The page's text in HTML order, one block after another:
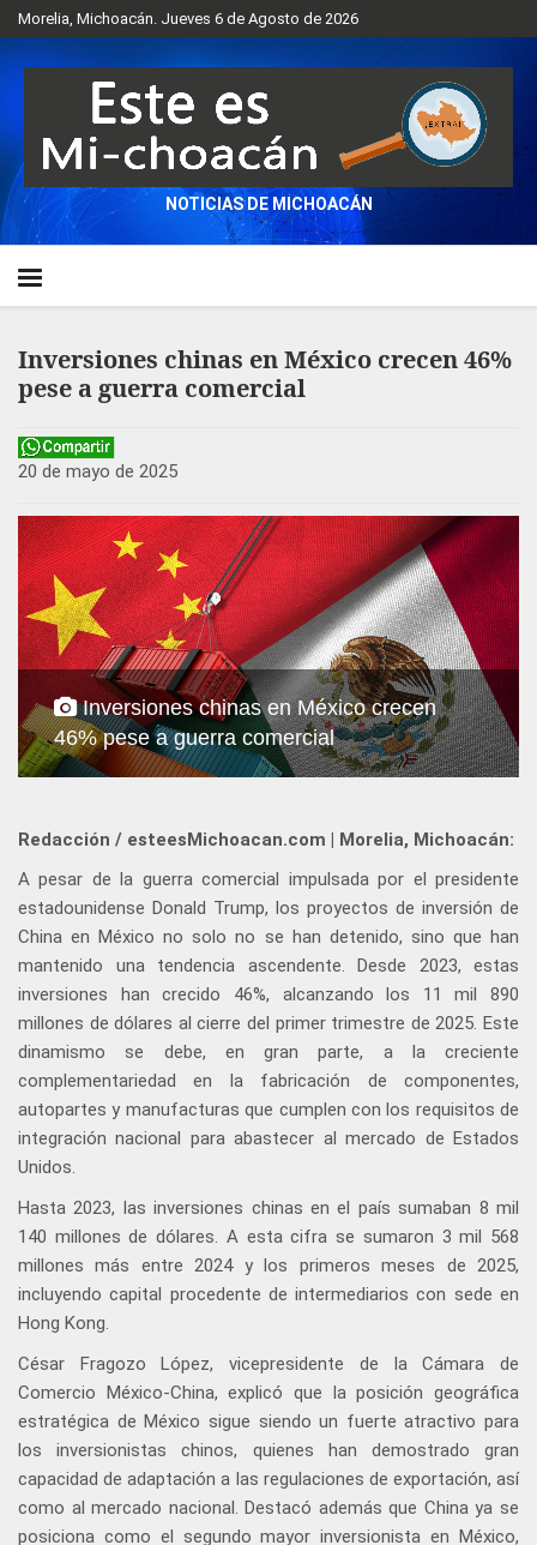
Morelia, Michoacán. Jueves 6 de Agosto de 2026
NOTICIAS DE MICHOACÁN
Inversiones chinas en México crecen 46%
pese a guerra comercial
20 de mayo de 2025
Inversiones chinas en México crecen
46% pese a guerra comercial
Redacción / esteesMichoacan.com | Morelia, Michoacán:
A pesar de la guerra comercial impulsada por el presidente
estadounidense Donald Trump, los proyectos de inversión de
China en México no solo no se han detenido, sino que han
mantenido una tendencia ascendente. Desde 2023, estas
inversiones han crecido 46%, alcanzando los 11 mil 890
millones de dólares al cierre del primer trimestre de 2025. Este
dinamismo se debe, en gran parte, a la creciente
complementariedad en la fabricación de componentes,
autopartes y manufacturas que cumplen con los requisitos de
integración nacional para abastecer al mercado de Estados
Unidos.
Hasta 2023, las inversiones chinas en el país sumaban 8 mil
140 millones de dólares. A esta cifra se sumaron 3 mil 568
millones más entre 2024 y los primeros meses de 2025,
incluyendo capital procedente de intermediarios con sede en
Hong Kong.
César Fragozo López, vicepresidente de la Cámara de
Comercio México-China, explicó que la posición geográfica
estratégica de México sigue siendo un fuerte atractivo para
los inversionistas chinos, quienes han demostrado gran
capacidad de adaptación a las regulaciones de exportación, así
como al mercado nacional. Destacó además que China ya se
posiciona como el segundo mayor inversionista en México,